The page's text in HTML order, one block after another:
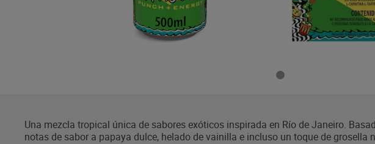
Una mezcla tropical única de sabores exóticos inspirada en Río de Janeiro.
notas de sabor a papaya dulce, helado de vainilla e incluso un toque de grosella